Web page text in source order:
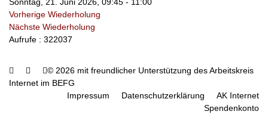
Vorherige Wiederholung
Nächste Wiederholung
Aufrufe : 322037
© 2026 mit freundlicher Unterstützung des Arbeitskreis
Internet im BEFG
Impressum
Datenschutzerklärung
AK Internet
Spendenkonto